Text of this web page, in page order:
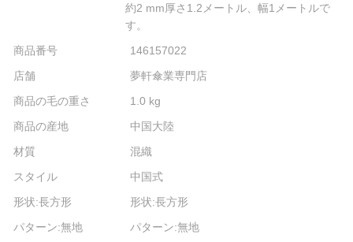
約2 mm厚さ1.2メートル、幅1メートルで
す。
商品番号
146157022
店舗
夢軒傘業専門店
商品の毛の重さ
1.0 kg
商品の産地
中国大陸
材質
混織
スタイル
中国式
形状:長方形
形状:長方形
パターン:無地
パターン:無地